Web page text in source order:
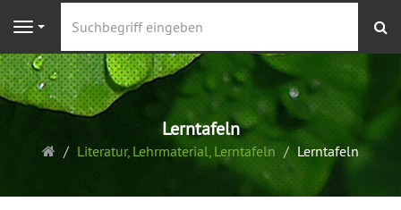
Navigation
Lerntafeln
Startseite
Literatur, Lehrmaterial, Lerntafeln Lerntafeln